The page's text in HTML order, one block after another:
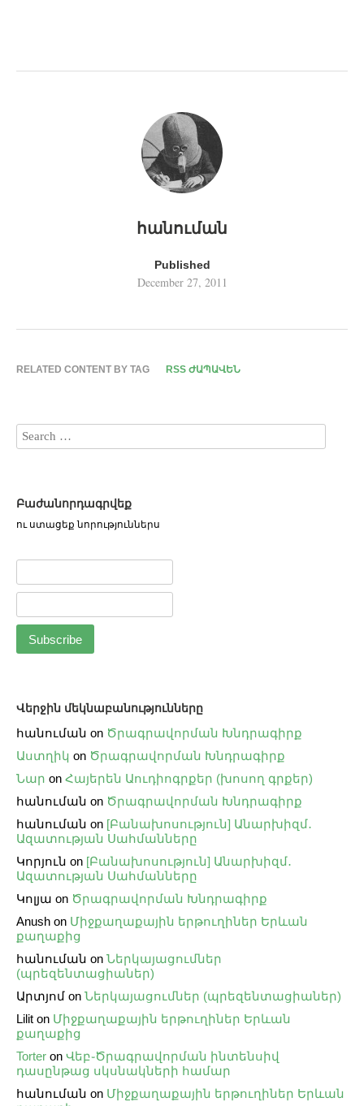
հանուման
Published
December 27, 2011
RELATED CONTENT BY TAG RSS ԺԱՊԱՎԵՆ
Բաժանորդագրվեք
ու ստացեք նորություններս
Վերջին մեկնաբանությունները
հանուման on Ծրագրավորման Խնդրագիրք
Աստղիկ on Ծրագրավորման Խնդրագիրք
Նար on Հայերեն Աուդիոգրքեր (խոսող գրքեր)
հանուման on Ծրագրավորման Խնդրագիրք
հանուման on [Բանախոսություն] Անարխիզմ․
Ազատության Սահմանները
Կորյուն on [Բանախոսություն] Անարխիզմ․
Ազատության Սահմանները
Կոլյա on Ծրագրավորման Խնդրագիրք
Anush on Միջքաղաքային երթուղիներ Երևան
քաղաքից
հանուման on Ներկայացումներ
(պրեզենտացիաներ)
Արտյոմ on Ներկայացումներ (պրեզենտացիաներ)
Lilit on Միջքաղաքային երթուղիներ Երևան
քաղաքից
Torter on Վեբ֊Ծրագրավորման ինտենսիվ
դասընթաց սկսնակների համար
հանուման on Միջքաղաքային երթուղիներ Երևան